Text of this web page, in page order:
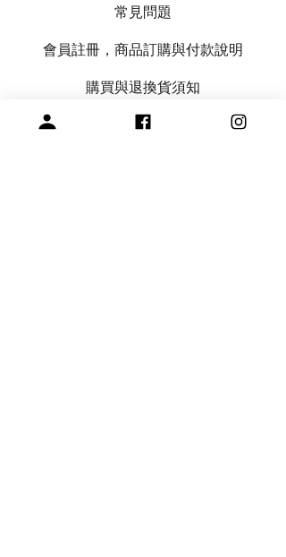
常見問題
會員註冊，商品訂購與付款說明
購買與退換貨須知
絞紗代繞線服務